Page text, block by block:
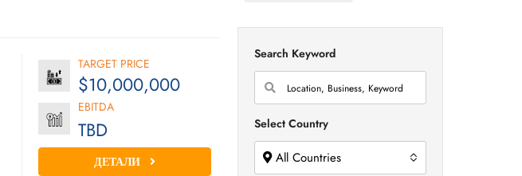
TARGET PRICE
$10,000,000
EBITDA
TBD
ДЕТАЛИ
Search Keyword
Select Country
All Countries